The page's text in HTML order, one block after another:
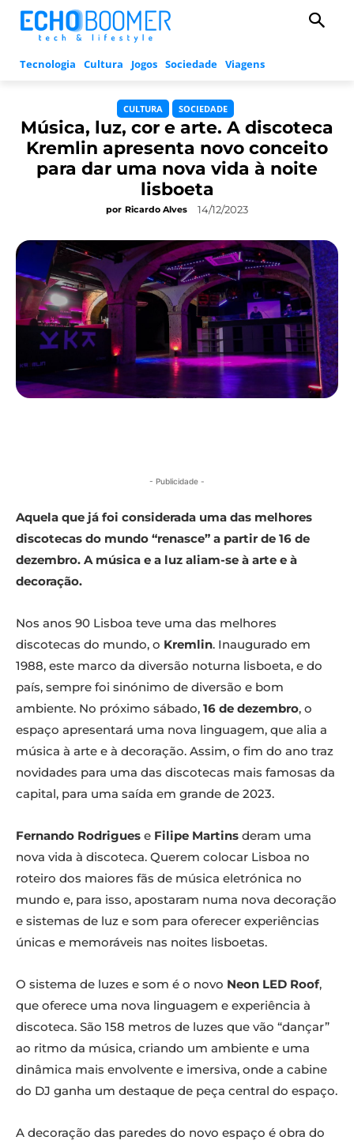
Tecnologia Cultura Jogos Sociedade Viagens
CULTURA SOCIEDADE
Música, luz, cor e arte. A discoteca
Kremlin apresenta novo conceito
para dar uma nova vida à noite
lisboeta
por Ricardo Alves 14/12/2023
- Publicidade -
Aquela que já foi considerada uma das melhores
discotecas do mundo “renasce” a partir de 16 de
dezembro. A música e a luz aliam-se à arte e à
decoração.
Nos anos 90 Lisboa teve uma das melhores
discotecas do mundo, o Kremlin. Inaugurado em
1988, este marco da diversão noturna lisboeta, e do
país, sempre foi sinónimo de diversão e bom
ambiente. No próximo sábado, 16 de dezembro, o
espaço apresentará uma nova linguagem, que alia a
música à arte e à decoração. Assim, o fim do ano traz
novidades para uma das discotecas mais famosas da
capital, para uma saída em grande de 2023.
Fernando Rodrigues e Filipe Martins deram uma
nova vida à discoteca. Querem colocar Lisboa no
roteiro dos maiores fãs de música eletrónica no
mundo e, para isso, apostaram numa nova decoração
e sistemas de luz e som para oferecer experiências
únicas e memoráveis nas noites lisboetas.
O sistema de luzes e som é o novo Neon LED Roof,
que oferece uma nova linguagem e experiência à
discoteca. São 158 metros de luzes que vão “dançar”
ao ritmo da música, criando um ambiente e uma
dinâmica mais envolvente e imersiva, onde a cabine
do DJ ganha um destaque de peça central do espaço.
A decoração das paredes do novo espaço é obra do